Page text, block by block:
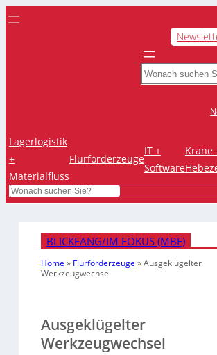
Search
Lagerlogistik
+
Materialfluss
Flurförderzeuge
IT +
Software
Krane
Search
BLICKFANG/IM FOKUS (MBF)
Home » Flurförderzeuge »Ausgeklügelter
Werkzeugwechsel
Ausgeklügelter
Werkzeugwechsel